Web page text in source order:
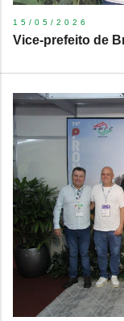
15/05/2026
Vice-prefeito de